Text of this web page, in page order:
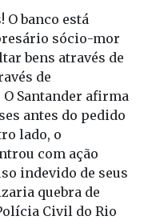
banco está
sócio-mor
bens através de
de
Santander afirma
antes do pedido
lado, o
com ação
indevido de seus
quebra de
Civil do Rio